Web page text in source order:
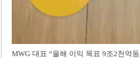
MWG 대표 “올해 이익 목표 9조2천억